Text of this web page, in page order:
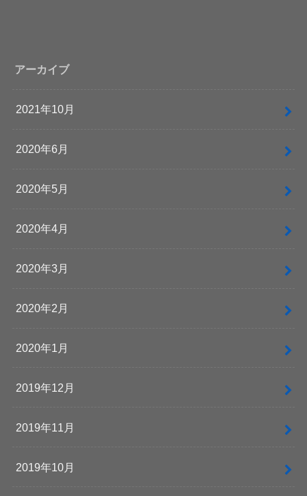
アーカイブ
2021年10月
2020年6月
2020年5月
2020年4月
2020年3月
2020年2月
2020年1月
2019年12月
2019年11月
2019年10月